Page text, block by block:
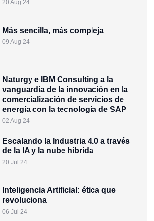
20 Aug 24
Más sencilla, más compleja
09 Aug 24
Naturgy e IBM Consulting a la
vanguardia de la innovación en la
comercialización de servicios de
energía con la tecnología de SAP
02 Aug 24
Escalando la Industria 4.0 a través
de la IA y la nube híbrida
20 Jul 24
Inteligencia Artificial: ética que
revoluciona
06 Jul 24